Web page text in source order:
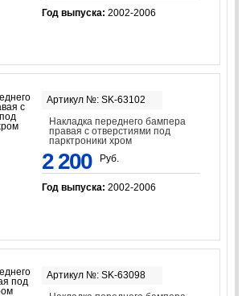
Год выпуска: 2002-2006
Артикул №: SK-63102
Накладка переднего бампера
правая с отверстиями под
парктроники хром
2 200 Руб.
Год выпуска: 2002-2006
Артикул №: SK-63098